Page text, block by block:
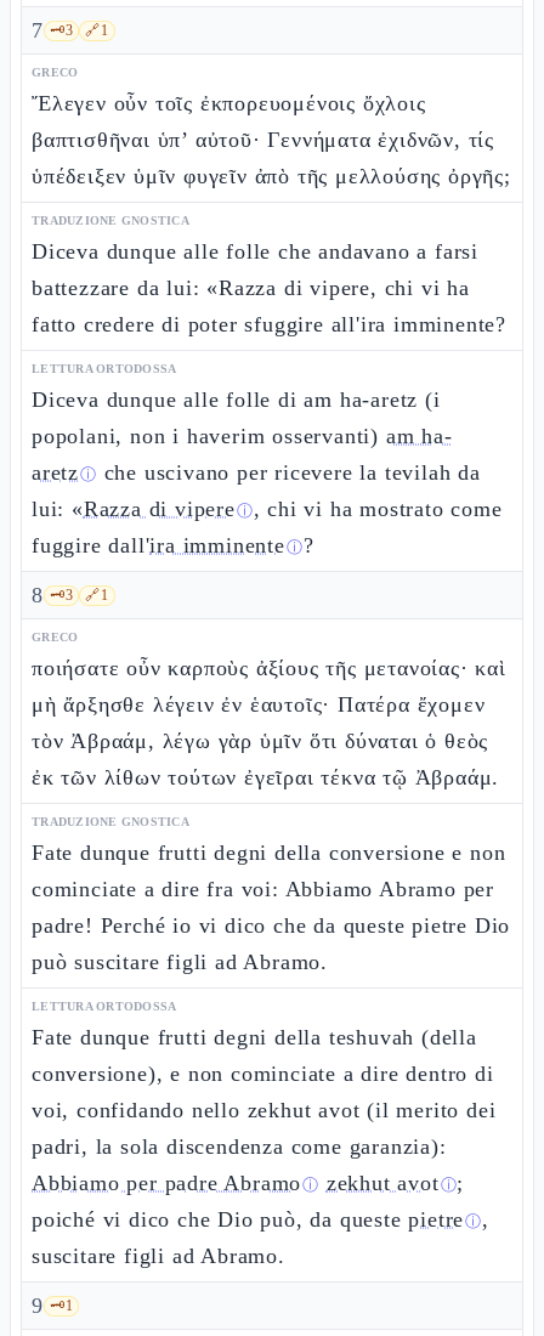
7 🗝️3 🔗1
GRECO
Ἔλεγεν οὖν τοῖς ἐκπορευομένοις ὄχλοις
βαπτισθῆναι ὑπ’ αὐτοῦ· Γεννήματα ἐχιδνῶν, τίς
ὑπέδειξεν ὑμῖν φυγεῖν ἀπὸ τῆς μελλούσης ὀργῆς;
TRADUZIONE GNOSTICA
Diceva dunque alle folle che andavano a farsi
battezzare da lui: «Razza di vipere, chi vi ha
fatto credere di poter sfuggire all'ira imminente?
LETTURA ORTODOSSA
Diceva dunque alle folle di am ha-aretz (i
popolani, non i haverim osservanti) am ha-
aretzⓘ che uscivano per ricevere la tevilah da
lui: «Razza di vipereⓘ, chi vi ha mostrato come
fuggire dall'ira imminenteⓘ?
8 🗝️3 🔗1
GRECO
ποιήσατε οὖν καρποὺς ἀξίους τῆς μετανοίας· καὶ
μὴ ἄρξησθε λέγειν ἐν ἑαυτοῖς· Πατέρα ἔχομεν
τὸν Ἀβραάμ, λέγω γὰρ ὑμῖν ὅτι δύναται ὁ θεὸς
ἐκ τῶν λίθων τούτων ἐγεῖραι τέκνα τῷ Ἀβραάμ.
TRADUZIONE GNOSTICA
Fate dunque frutti degni della conversione e non
cominciate a dire fra voi: Abbiamo Abramo per
padre! Perché io vi dico che da queste pietre Dio
può suscitare figli ad Abramo.
LETTURA ORTODOSSA
Fate dunque frutti degni della teshuvah (della
conversione), e non cominciate a dire dentro di
voi, confidando nello zekhut avot (il merito dei
padri, la sola discendenza come garanzia):
Abbiamo per padre Abramoⓘ zekhut avotⓘ;
poiché vi dico che Dio può, da questepietreⓘ,
suscitare figli ad Abramo.
9 🗝️1